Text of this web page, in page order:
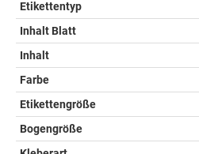
Etikettentyp
Inhalt Blatt
Inhalt
Farbe
Etikettengröße
Bogengröße